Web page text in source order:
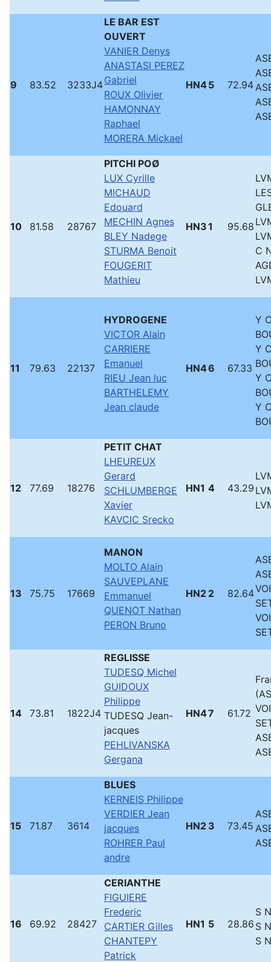
9 83.52 3233J4
LE BAR EST
OUVERT
VANIER Denys
ANASTASI PEREZ
Gabriel
ROUX Olivier
HAMONNAY
Raphael
MORERA Mickael
HN45 72.94
10 81.58 28767
PITCHI POØ
LUX Cyrille
MICHAUD
Edouard
MECHIN Agnes
BLEY Nadege
STURMA Benoit
FOUGERIT
Mathieu
HN31 95.68
C
11 79.63 22137
HYDROGENE
VICTOR Alain
CARRIERE
Emanuel
RIEU Jean luc
BARTHELEMY
Jean claude
HN46 67.33
Y
Y
Y
Y
12 77.69 18276
PETIT CHAT
LHEUREUX
Gerard
SCHLUMBERGE
Xavier
KAVCIC Srecko
HN1 4 43.29
13 75.75 17669
MANON
MOLTO Alain
SAUVEPLANE
Emmanuel
QUENOT Nathan
PERON Bruno
HN2 2 82.64
14 73.81 1822J4
REGLISSE
TUDESQ Michel
GUIDOUX
Philippe
TUDESQ Jean-
jacques
PEHLIVANSKA
Gergana
HN47 61.72
15 71.87 3614
BLUES
KERNEIS Philippe
VERDIER Jean
jacques
ROHRER Paul
andre
HN2 3 73.45
16 69.92 28427
CERIANTHE
FIGUIERE
Frederic
CARTIER Gilles
CHANTEPY
Patrick
HN1 5 28.86
S
S
S